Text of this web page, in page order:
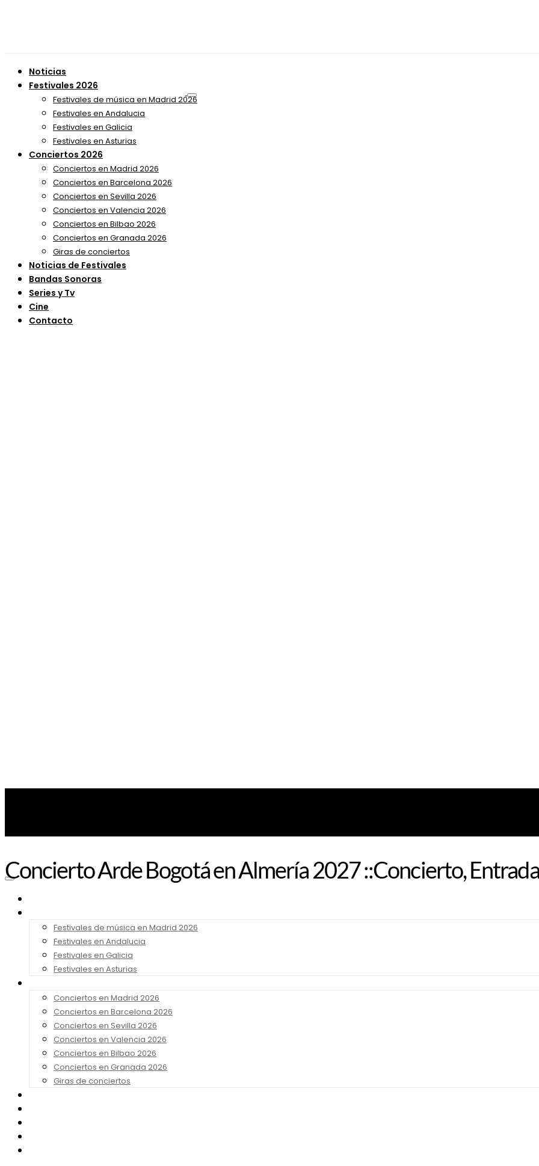
Noticias
Festivales 2026
Festivales de música en Madrid 2026
Festivales en Andalucia
Festivales en Galicia
Festivales en Asturias
Conciertos 2026
Conciertos en Madrid 2026
Conciertos en Barcelona 2026
Conciertos en Sevilla 2026
Conciertos en Valencia 2026
Conciertos en Bilbao 2026
Conciertos en Granada 2026
Giras de conciertos
Noticias de Festivales
Bandas Sonoras
Series y Tv
Cine
Contacto
Festivales de música en Madrid 2026
Festivales en Andalucia
Festivales en Galicia
Festivales en Asturias
Conciertos en Madrid 2026
Conciertos en Barcelona 2026
Conciertos en Sevilla 2026
Conciertos en Valencia 2026
Conciertos en Bilbao 2026
Conciertos en Granada 2026
Giras de conciertos
Concierto Arde Bogotá en Almería 2027 ::Concierto,